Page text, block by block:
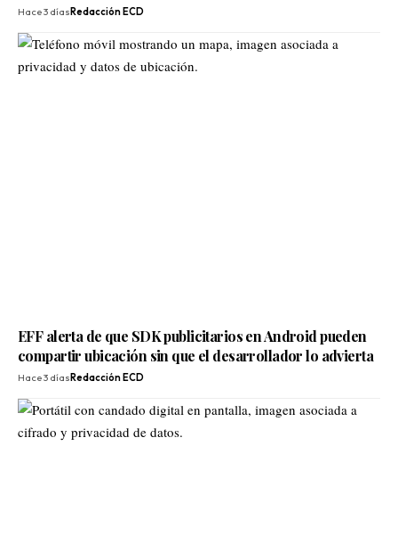
Hace 3 díasRedacción ECD
EFF alerta de que SDK publicitarios en Android pueden
compartir ubicación sin que el desarrollador lo advierta
Hace 3 días Redacción ECD